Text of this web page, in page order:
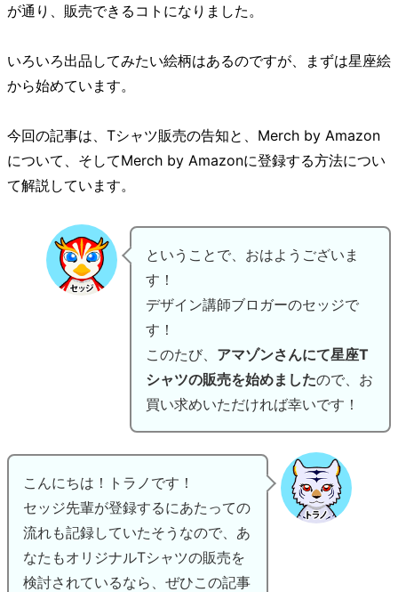
が通り、販売できるコトになりました。
いろいろ出品してみたい絵柄はあるのですが、まずは星座絵
から始めています。
今回の記事は、Tシャツ販売の告知と、Merch by Amazon
について、そしてMerch by Amazonに登録する方法につい
て解説しています。
ということで、おはようございま
す！
デザイン講師ブロガーのセッジで
す！
このたび、 アマゾンさんにて星座T
シャツの販売を始めましたので、お
買い求めいただければ幸いです！
こんにちは！トラノです！
セッジ先輩が登録するにあたっての
流れも記録していたそうなので、あ
なたもオリジナルTシャツの販売を
検討されているなら、ぜひこの記事